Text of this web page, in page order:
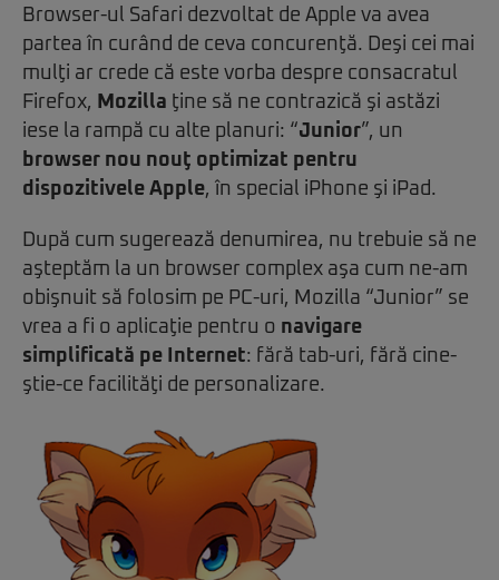
Browser-ul Safari dezvoltat de Apple va avea
partea în curând de ceva concurenţă. Deşi cei mai
mulţi ar crede că este vorba despre consacratul
Firefox, Mozilla ţine să ne contrazică şi astăzi
iese la rampă cu alte planuri: “Junior”, un
browser nou nouţ optimizat pentru
dispozitivele Apple, în special iPhone şi iPad.
După cum sugerează denumirea, nu trebuie să ne
aşteptăm la un browser complex aşa cum ne-am
obişnuit să folosim pe PC-uri, Mozilla “Junior” se
vrea a fi o aplicaţie pentru o navigare
simplificată pe Internet: fără tab-uri, fără cine-
ştie-ce facilităţi de personalizare.